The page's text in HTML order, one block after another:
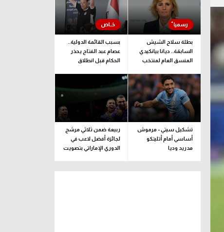
بطلة سلاح الشيش
السابقة.. ديانا بيانكيدي
المنسق العام لمنتخب
بسبب القائمة الدولية..
عصام عبد الفتاح يحذر
الحكام قبل انطلاق
تشكيل سيتي - مرموش
أساسي أمام أتليتكو
مدريد وديا
ربيعة ضمن ثلاثي مرشح
لجائزة أفضل لاعب في
الدوري الإماراتي بتصويت